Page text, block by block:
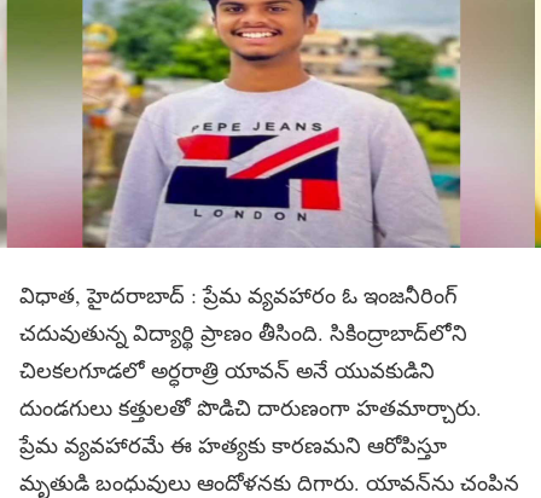
విధాత, హైదరాబాద్ : ప్రేమ వ్యవహారం ఓ ఇంజనీరింగ్
చదువుతున్న విద్యార్థి ప్రాణం తీసింది. సికింద్రాబాద్‌లోని
చిలకలగూడలో అర్ధరాత్రి యావన్‌ అనే యువకుడిని
దుండగులు కత్తులతో పొడిచి దారుణంగా హతమార్చారు.
ప్రేమ వ్యవహారమే ఈ హత్యకు కారణమని ఆరోపిస్తూ
మృతుడి బంధువులు ఆందోళనకు దిగారు. యావన్‌ను చంపిన